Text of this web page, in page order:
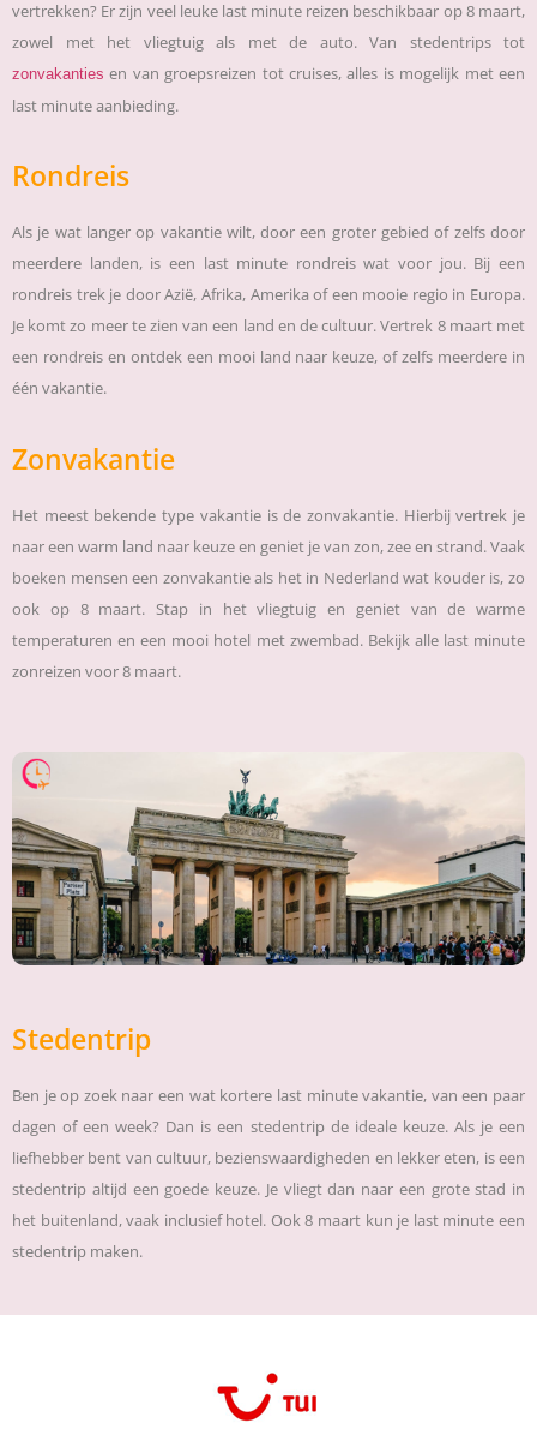
vertrekken? Er zijn veel leuke last minute reizen beschikbaar op 8 maart,
zowel met het vliegtuig als met de auto. Van stedentrips tot
zonvakanties en van groepsreizen tot cruises, alles is mogelijk met een
last minute aanbieding.
Rondreis
Als je wat langer op vakantie wilt, door een groter gebied of zelfs door
meerdere landen, is een last minute rondreis wat voor jou. Bij een
rondreis trek je door Azië, Afrika, Amerika of een mooie regio in Europa.
Je komt zo meer te zien van een land en de cultuur. Vertrek 8 maart met
een rondreis en ontdek een mooi land naar keuze, of zelfs meerdere in
één vakantie.
Zonvakantie
Het meest bekende type vakantie is de zonvakantie. Hierbij vertrek je
naar een warm land naar keuze en geniet je van zon, zee en strand. Vaak
boeken mensen een zonvakantie als het in Nederland wat kouder is, zo
ook op 8 maart. Stap in het vliegtuig en geniet van de warme
temperaturen en een mooi hotel met zwembad. Bekijk alle last minute
zonreizen voor 8 maart.
Stedentrip
Ben je op zoek naar een wat kortere last minute vakantie, van een paar
dagen of een week? Dan is een stedentrip de ideale keuze. Als je een
liefhebber bent van cultuur, bezienswaardigheden en lekker eten, is een
stedentrip altijd een goede keuze. Je vliegt dan naar een grote stad in
het buitenland, vaak inclusief hotel. Ook 8 maart kun je last minute een
stedentrip maken.